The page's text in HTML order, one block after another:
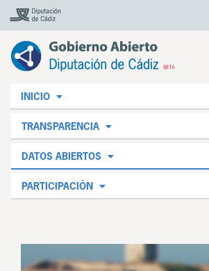
INICIO
TRANSPARENCIA
DATOS ABIERTOS
PARTICIPACIÓN